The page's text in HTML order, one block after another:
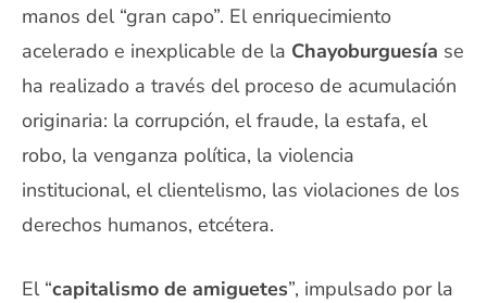
manos del “gran capo”. El enriquecimiento
acelerado e inexplicable de la Chayoburguesía se
ha realizado a través del proceso de acumulación
originaria: la corrupción, el fraude, la estafa, el
robo, la venganza política, la violencia
institucional, el clientelismo, las violaciones de los
derechos humanos, etcétera.
El “capitalismo de amiguetes”, impulsado por la